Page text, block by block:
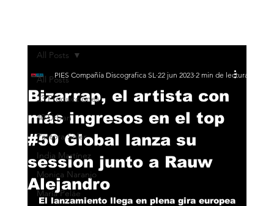
All Posts
33 Producciones
40 Urban
Pastora Soler
India Martínez
Monica Naranjo
María Peláe
All Posts
Bizarrap, el artista con
más ingresos en el top
#50 Global lanza su
session junto a Rauw
Alejandro
PIES Compañía Discografica SL 22 jun 2023 2 min de lectura
El lanzamiento llega en plena gira europea